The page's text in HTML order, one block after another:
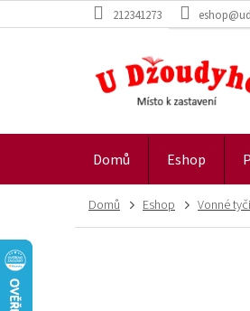
na
212341273
Domů Eshop
Domů Eshop Vonné